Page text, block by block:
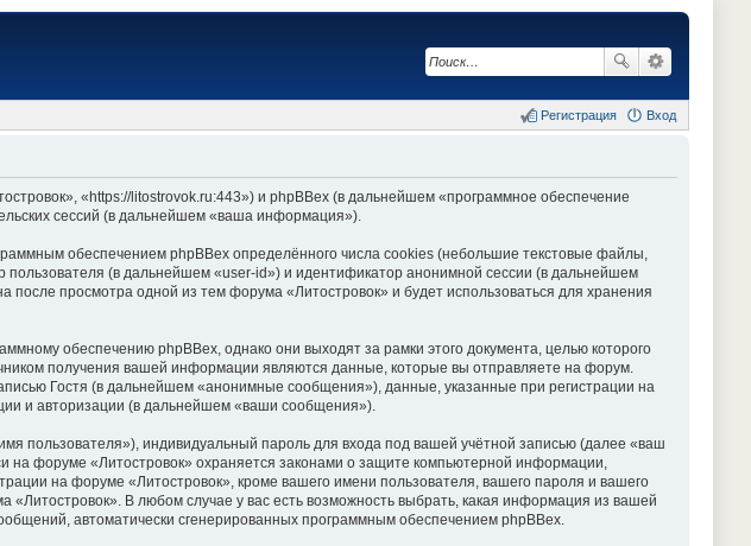
Вход
Регистрация
«https://litostrovok.ru:443») и phpBBex (в дальнейшем «программное обеспечение
сессий (в дальнейшем «ваша информация»).
обеспечением phpBBex определённого числа cookies (небольшие текстовые файлы,
(в дальнейшем «user-id») и идентификатор анонимной сессии (в дальнейшем
просмотра одной из тем форума «Литостровок» и будет использоваться для хранения
обеспечению phpBBex, однако они выходят за рамки этого документа, целью которого
получения вашей информации являются данные, которые вы отправляете на форум.
Гостя (в дальнейшем «анонимные сообщения»), данные, указанные при регистрации на
и авторизации (в дальнейшем «ваши сообщения»).
пользователя»), индивидуальный пароль для входа под вашей учётной записью (далее «ваш
форуме «Литостровок» охраняется законами о защите компьютерной информации,
на форуме «Литостровок», кроме вашего имени пользователя, вашего пароля и вашего
В любом случае у вас есть возможность выбрать, какая информация из вашей
автоматически сгенерированных программным обеспечением phpBBex.